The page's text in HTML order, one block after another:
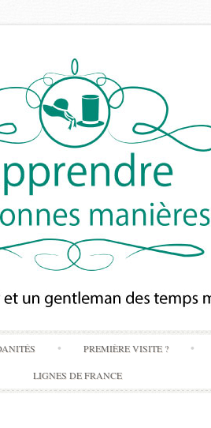
Skip
to
content
PREMIÈRE VISITE ?
LIGNES DE FRANCE